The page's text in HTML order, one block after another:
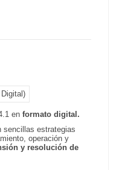
enformato digital.
sencillas estrategias
operación y
y resolución de